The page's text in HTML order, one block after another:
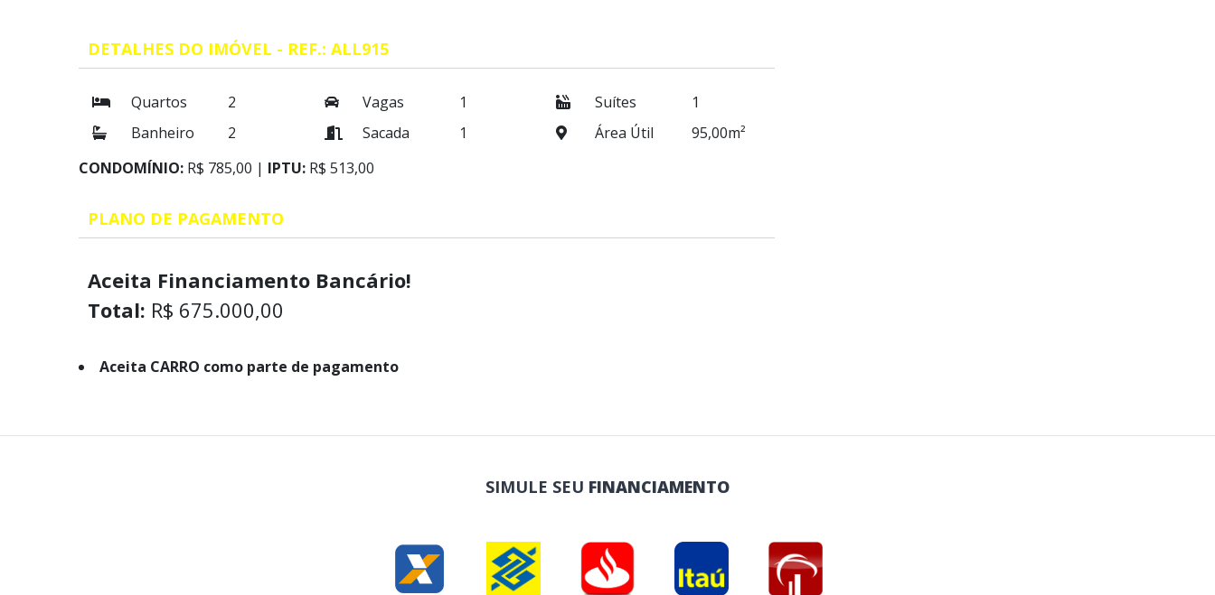
DETALHES DO IMÓVEL - REF.: ALL915
Quartos 2 Vagas 1 Suítes
1
Banheiro
2 Sacada 1 Área Útil
95,00m²
CONDOMÍNIO: R$ 785,00 | IPTU: R$ 513,00
PLANO DE PAGAMENTO
Aceita Financiamento Bancário!
Total: R$ 675.000,00
Aceita CARRO como parte de pagamento
SIMULE SEU FINANCIAMENTO